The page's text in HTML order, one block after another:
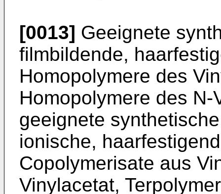
[0013] Geeignete
filmbildende,
Homopolymere des
Homopolymere des
geeignete
ionische,
Copolymerisate aus
Vinylacetat,